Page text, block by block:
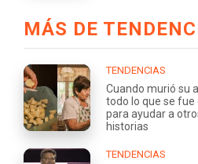
MÁS DE
TENDENCIAS
Cuando murió su
todo lo que se fue
para ayudar a
historias
TENDENCIAS